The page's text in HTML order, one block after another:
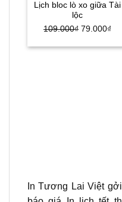
Lịch bloc lò xo giữa Tài
lộc
109.000₫ Giá
79.000₫
In Tương Lai Việt